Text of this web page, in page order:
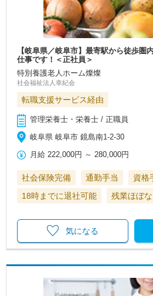
【岐阜県／岐阜市】最寄駅から徒歩
仕事です！＜正社員＞
特別養護老人ホーム燦燦
社会福祉法人幸紀会
転職支援サービス経由
管理栄養士・栄養士 / 正職員
岐阜県 岐阜市 鏡島南1-2-30
月給 222,000円 ～280,000円
社会保険完備 通勤手当
資格
18時までに退社可能
残業ほぼな
気になる